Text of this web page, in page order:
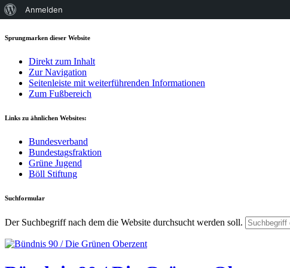
Sprungmarken dieser Website
Direkt zum Inhalt
Zur Navigation
Seitenleiste mit weiterführenden Informationen
Zum Fußbereich
Links zu ähnlichen Websites:
Bundesverband
Bundestagsfraktion
Grüne Jugend
Böll Stiftung
Suchformular
Der Suchbegriff nach dem die Website durchsucht werden soll.
Über
Anmelden